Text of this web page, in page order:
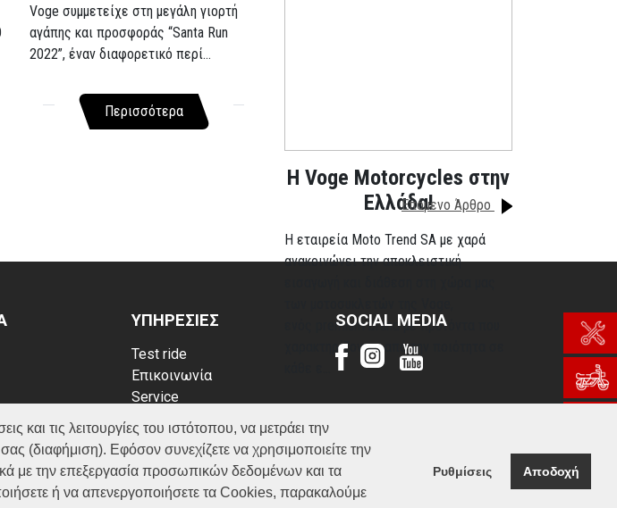
και τις λειτουργίες του ιστότοπου, να μετράει την
(διαφήμιση). Εφόσον συνεχίζετε να χρησιμοποιείτε την
με την επεξεργασία προσωπικών δεδομένων και τα
ή να απενεργοποιήσετε τα Cookies, παρακαλούμε
Ρυθμίσεις Αποδοχή
Voge συμμετείχε στη μεγάλη γιορτή
αγάπης και προσφοράς “Santa Run
2022”, έναν διαφορετικό περί...
Περισσότερα
H Voge Motorcycles στην
Ελλάδα!
Η εταιρεία Moto Trend SA με χαρά
ανακοινώνει την αποκλειστική
ενός premium brand με προϊόντα που
χαρακτηρίζονται από την ποιότητα σε
Επόμενο Άρθρο
ΥΠΗΡΕΣΙΕΣ
Test ride
Επικοινωνία
Service
Κατάλογος
FAQ
SOCIAL MEDIA